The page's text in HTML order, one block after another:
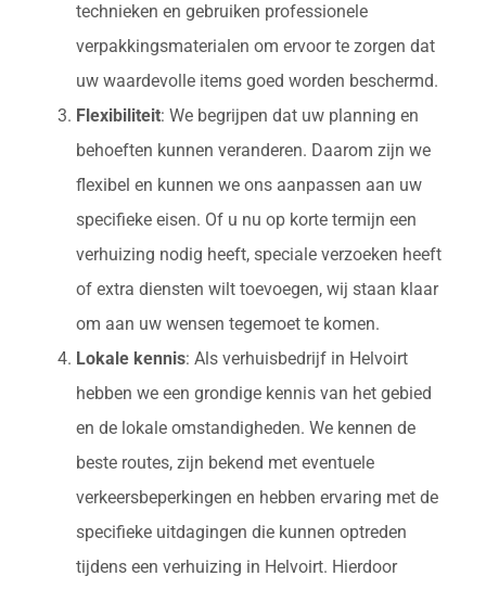
technieken en gebruiken professionele
verpakkingsmaterialen om ervoor te zorgen dat
uw waardevolle items goed worden beschermd.
Flexibiliteit: We begrijpen dat uw planning en
behoeften kunnen veranderen. Daarom zijn we
flexibel en kunnen we ons aanpassen aan uw
specifieke eisen. Of u nu op korte termijn een
verhuizing nodig heeft, speciale verzoeken heeft
of extra diensten wilt toevoegen, wij staan klaar
om aan uw wensen tegemoet te komen.
Lokale kennis: Als verhuisbedrijf in Helvoirt
hebben we een grondige kennis van het gebied
en de lokale omstandigheden. We kennen de
beste routes, zijn bekend met eventuele
verkeersbeperkingen en hebben ervaring met de
specifieke uitdagingen die kunnen optreden
tijdens een verhuizing in Helvoirt. Hierdoor